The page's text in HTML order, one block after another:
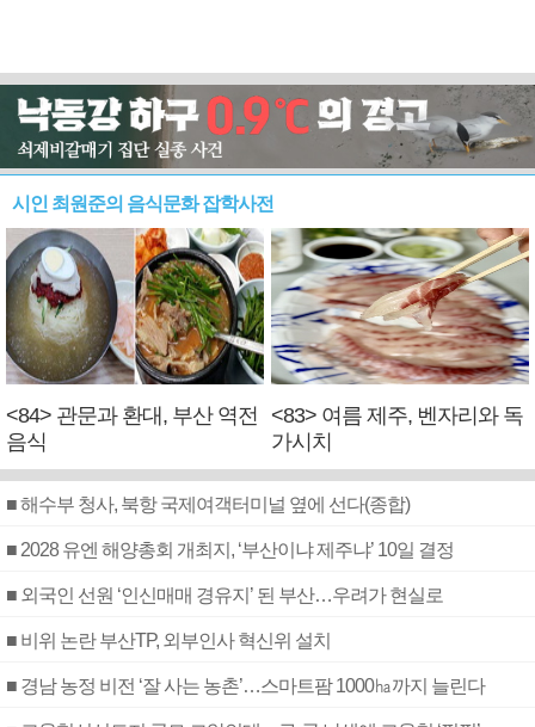
시인 최원준의 음식문화 잡학사전
<84> 관문과 환대, 부산 역전
음식
<83> 여름 제주, 벤자리와 독
가시치
■ 해수부 청사, 북항 국제여객터미널 옆에 선다(종합)
■ 2028 유엔 해양총회 개최지, ‘부산이냐 제주냐’ 10일 결정
■ 외국인 선원 ‘인신매매 경유지’ 된 부산…우려가 현실로
■ 비위 논란 부산TP, 외부인사 혁신위 설치
■ 경남 농정 비전 ‘잘 사는 농촌’…스마트팜 1000㏊까지 늘린다